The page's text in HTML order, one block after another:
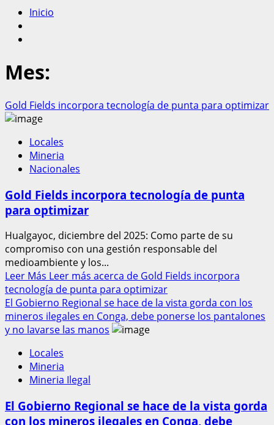
Inicio
Mes:
Gold Fields incorpora tecnología de punta para optimizar
Locales
Mineria
Nacionales
Gold Fields incorpora tecnología de punta
para optimizar
Hualgayoc, diciembre del 2025: Como parte de su
compromiso con una gestión responsable del
medioambiente y los...
Leer Más Leer más acerca de Gold Fields incorpora
tecnología de punta para optimizar
El Gobierno Regional se hace de la vista gorda con los
mineros ilegales en Conga, debe ponerse los pantalones
y no lavarse las manos
Locales
Mineria
Mineria Ilegal
El Gobierno Regional se hace de la vista gorda
con los mineros ilegales en Conga, debe